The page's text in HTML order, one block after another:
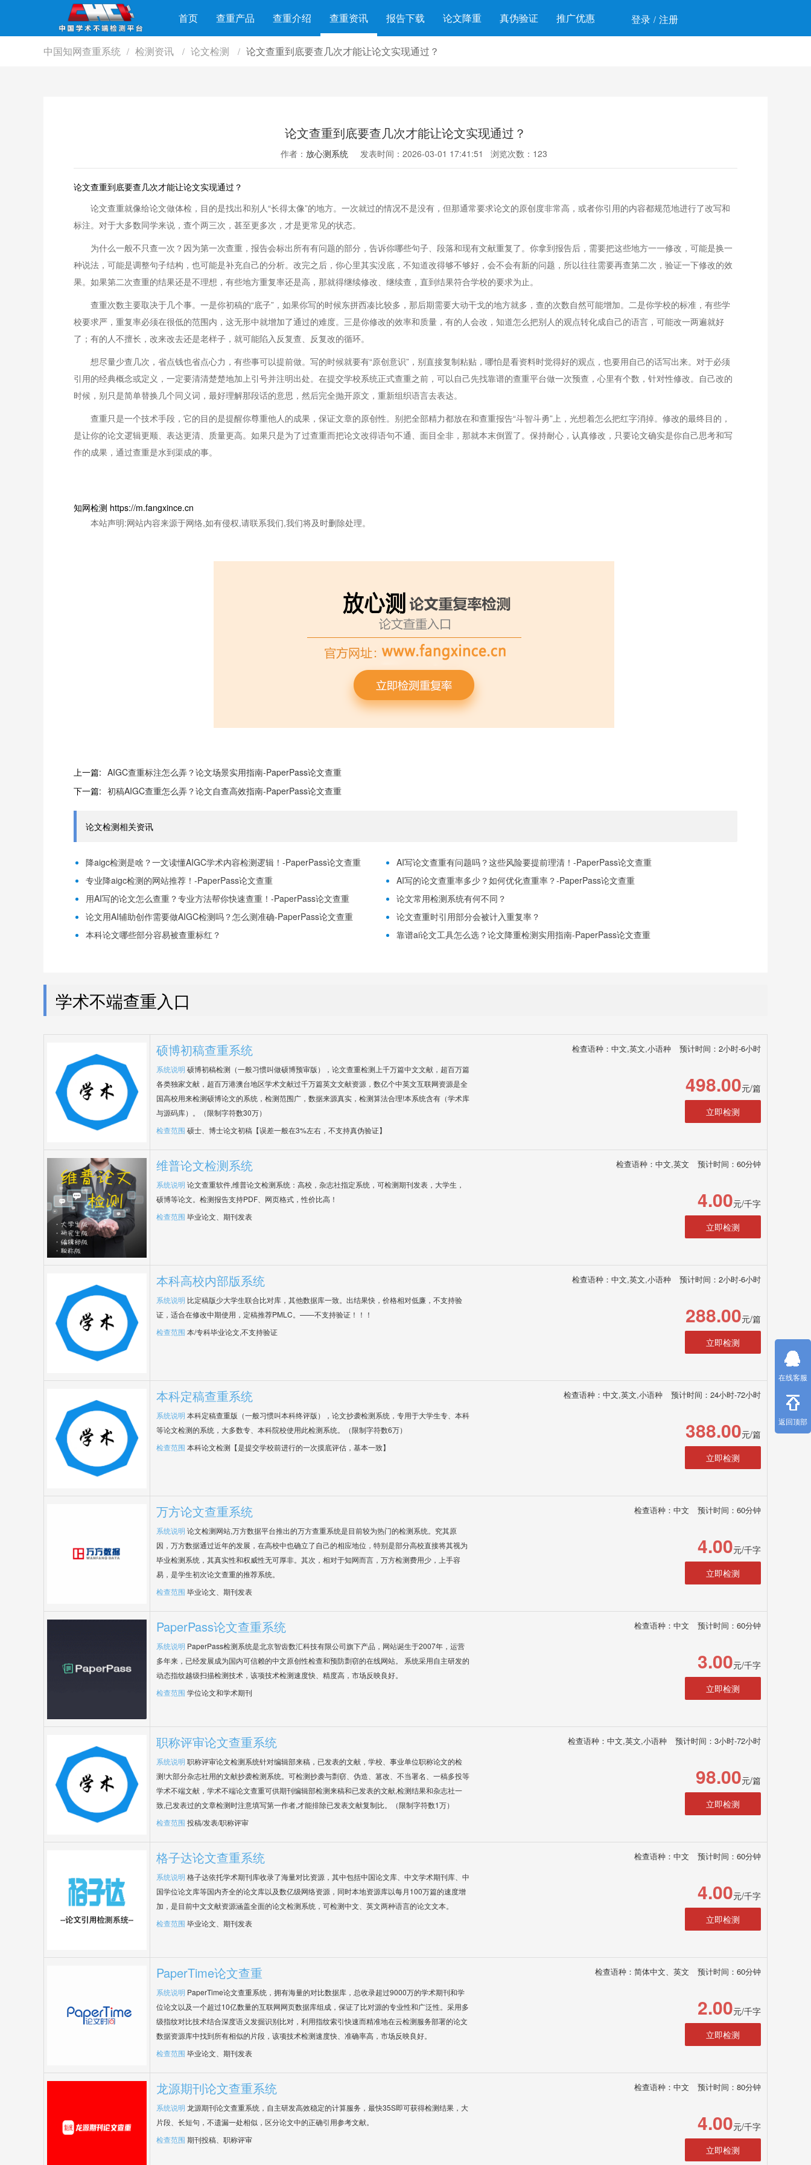
首页 查重产品 查重介绍 查重资讯 报告下载 论文降重 真伪验证 推广优惠 登录 / 注册
中国知网查重系统 / 检测资讯 / 论文检测 / 论文查重到底要查几次才能让论文实现通过？
论文查重到底要查几次才能让论文实现通过？
作者： 放心测系统 发表时间：2026-03-01 17:41:51 浏览次数：123
论文查重到底要查几次才能让论文实现通过？
论文查重就像给论文做体检，目的是找出和别人“长得太像”的地方。一次就过的情况不是没有，但那通常要求论文的原创度非常高，或者你引用的内容都规范地进行了改写和
标注。对于大多数同学来说，查个两三次，甚至更多次，才是更常见的状态。
为什么一般不只查一次？因为第一次查重，报告会标出所有有问题的部分，告诉你哪些句子、段落和现有文献重复了。你拿到报告后，需要把这些地方一一修改，可能是换一
种说法，可能是调整句子结构，也可能是补充自己的分析。改完之后，你心里其实没底，不知道改得够不够好，会不会有新的问题，所以往往需要再查第二次，验证一下修改的效
果。如果第二次查重的结果还是不理想，有些地方重复率还是高，那就得继续修改、继续查，直到结果符合学校的要求为止。
查重次数主要取决于几个事。一是你初稿的“底子”，如果你写的时候东拼西凑比较多，那后期需要大动干戈的地方就多，查的次数自然可能增加。二是你学校的标准，有些学
校要求严，重复率必须在很低的范围内，这无形中就增加了通过的难度。三是你修改的效率和质量，有的人会改，知道怎么把别人的观点转化成自己的语言，可能改一两遍就好
了；有的人不擅长，改来改去还是老样子，就可能陷入反复查、反复改的循环。
想尽量少查几次，省点钱也省点心力，有些事可以提前做。写的时候就要有“原创意识”，别直接复制粘贴，哪怕是看资料时觉得好的观点，也要用自己的话写出来。对于必须
引用的经典概念或定义，一定要清清楚楚地加上引号并注明出处。在提交学校系统正式查重之前，可以自己先找靠谱的查重平台做一次预查，心里有个数，针对性修改。自己改的
时候，别只是简单替换几个同义词，最好理解那段话的意思，然后完全抛开原文，重新组织语言去表达。
查重只是一个技术手段，它的目的是提醒你尊重他人的成果，保证文章的原创性。别把全部精力都放在和查重报告“斗智斗勇”上，光想着怎么把红字消掉。修改的最终目的，
是让你的论文逻辑更顺、表达更清、质量更高。如果只是为了过查重而把论文改得语句不通、面目全非，那就本末倒置了。保持耐心，认真修改，只要论文确实是你自己思考和写
作的成果，通过查重是水到渠成的事。
知网检测 https://m.fangxince.cn
本站声明:网站内容来源于网络,如有侵权,请联系我们,我们将及时删除处理。
上一篇: AIGC查重标注怎么弄？论文场景实用指南-PaperPass论文查重
下一篇: 初稿AIGC查重怎么弄？论文自查高效指南-PaperPass论文查重
论文检测相关资讯
降aigc检测是啥？一文读懂AIGC学术内容检测逻辑！-PaperPass论文查重
AI写论文查重有问题吗？这些风险要提前理清！-PaperPass论文查重
专业降aigc检测的网站推荐！-PaperPass论文查重
AI写的论文查重率多少？如何优化查重率？-PaperPass论文查重
用AI写的论文怎么查重？专业方法帮你快速查重！-PaperPass论文查重
论文常用检测系统有何不同？
论文用AI辅助创作需要做AIGC检测吗？怎么测准确-PaperPass论文查重
论文查重时引用部分会被计入重复率？
本科论文哪些部分容易被查重标红？
靠谱ai论文工具怎么选？论文降重检测实用指南-PaperPass论文查重
学术不端查重入口
硕博初稿查重系统 检查语种：中文,英文,小语种 预计时间：2小时-6小时
系统说明 硕博初稿检测（一般习惯叫做硕博预审版），论文查重检测上千万篇中文文献，超百万篇
各类独家文献，超百万港澳台地区学术文献过千万篇英文文献资源，数亿个中英文互联网资源是全
国高校用来检测硕博论文的系统，检测范围广，数据来源真实，检测算法合理!本系统含有（学术库
与源码库）。（限制字符数30万）
检查范围 硕士、博士论文初稿【误差一般在3%左右，不支持真伪验证】
498.00元/篇
立即检测
维普论文检测系统 检查语种：中文,英文 预计时间：60分钟
系统说明 论文查重软件,维普论文检测系统：高校，杂志社指定系统，可检测期刊发表，大学生，
硕博等论文。检测报告支持PDF、网页格式，性价比高！
检查范围 毕业论文、期刊发表
4.00元/千字
立即检测
本科高校内部版系统 检查语种：中文,英文,小语种 预计时间：2小时-6小时
系统说明 比定稿版少大学生联合比对库，其他数据库一致。出结果快，价格相对低廉，不支持验
证，适合在修改中期使用，定稿推荐PMLC。——不支持验证！！！
检查范围 本/专科毕业论文,不支持验证
288.00元/篇
立即检测
本科定稿查重系统 检查语种：中文,英文,小语种 预计时间：24小时-72小时
系统说明 本科定稿查重版（一般习惯叫本科终评版），论文抄袭检测系统，专用于大学生专、本科
等论文检测的系统，大多数专、本科院校使用此检测系统。（限制字符数6万）
检查范围 本科论文检测【是提交学校前进行的一次摸底评估，基本一致】
388.00元/篇
立即检测
万方论文查重系统 检查语种：中文 预计时间：60分钟
系统说明 论文检测网站,万方数据平台推出的万方查重系统是目前较为热门的检测系统。究其原
因，万方数据通过近年的发展，在高校中也确立了自己的相应地位，特别是部分高校直接将其视为
毕业检测系统，其真实性和权威性无可厚非。其次，相对于知网而言，万方检测费用少，上手容
易，是学生初次论文查重的推荐系统。
检查范围 毕业论文、期刊发表
4.00元/千字
立即检测
PaperPass论文查重系统 检查语种：中文 预计时间：60分钟
系统说明 PaperPass检测系统是北京智齿数汇科技有限公司旗下产品，网站诞生于2007年，运营
多年来，已经发展成为国内可信赖的中文原创性检查和预防剽窃的在线网站。 系统采用自主研发的
动态指纹越级扫描检测技术，该项技术检测速度快、精度高，市场反映良好。
检查范围 学位论文和学术期刊
3.00元/千字
立即检测
职称评审论文查重系统 检查语种：中文,英文,小语种 预计时间：3小时-72小时
系统说明 职称评审论文检测系统针对编辑部来稿，已发表的文献，学校、事业单位职称论文的检
测!大部分杂志社用的文献抄袭检测系统。可检测抄袭与剽窃、伪造、篡改、不当署名、一稿多投等
学术不端文献，学术不端论文查重可供期刊编辑部检测来稿和已发表的文献,检测结果和杂志社一
致,已发表过的文章检测时注意填写第一作者,才能排除已发表文献复制比。（限制字符数1万）
检查范围 投稿/发表/职称评审
98.00元/篇
立即检测
格子达论文查重系统 检查语种：中文 预计时间：60分钟
系统说明 格子达依托学术期刊库收录了海量对比资源，其中包括中国论文库、中文学术期刊库、中
国学位论文库等国内齐全的论文库以及数亿级网络资源，同时本地资源库以每月100万篇的速度增
加，是目前中文文献资源涵盖全面的论文检测系统，可检测中文、英文两种语言的论文文本。
检查范围 毕业论文、期刊发表
4.00元/千字
立即检测
PaperTime论文查重 检查语种：简体中文、英文 预计时间：60分钟
系统说明 PaperTime论文查重系统，拥有海量的对比数据库，总收录超过9000万的学术期刊和学
位论文以及一个超过10亿数量的互联网网页数据库组成，保证了比对源的专业性和广泛性。采用多
级指纹对比技术结合深度语义发掘识别比对，利用指纹索引快速而精准地在云检测服务部署的论文
数据资源库中找到所有相似的片段，该项技术检测速度快、准确率高，市场反映良好。
检查范围 毕业论文、期刊发表
2.00元/千字
立即检测
龙源期刊论文查重系统 检查语种：中文 预计时间：80分钟
系统说明 龙源期刊论文查重系统，自主研发高效稳定的计算服务，最快35S即可获得检测结果，大
片段、长短句，不遗漏一处相似，区分论文中的正确引用参考文献。
检查范围 期刊投稿、职称评审
4.00元/千字
立即检测
在线客服
返回顶部